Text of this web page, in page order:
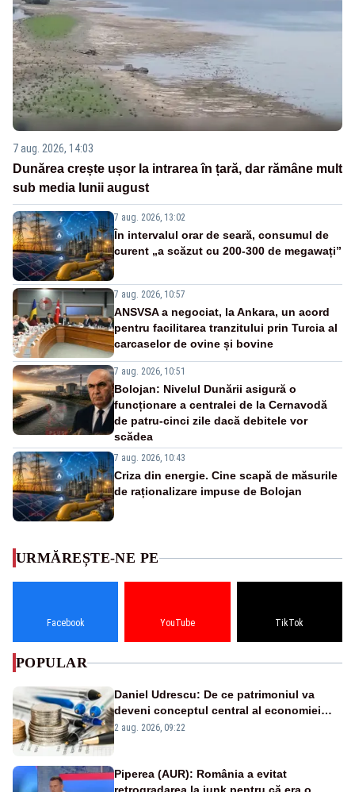
7 aug. 2026, 14:03
Dunărea crește ușor la intrarea în țară, dar rămâne mult
sub media lunii august
7 aug. 2026, 13:02
În intervalul orar de seară, consumul de
curent „a scăzut cu 200-300 de megawați”
7 aug. 2026, 10:57
ANSVSA a negociat, la Ankara, un acord
pentru facilitarea tranzitului prin Turcia al
carcaselor de ovine și bovine
7 aug. 2026, 10:51
Bolojan: Nivelul Dunării asigură o
funcționare a centralei de la Cernavodă
de patru-cinci zile dacă debitele vor
scădea
7 aug. 2026, 10:43
Criza din energie. Cine scapă de măsurile
de raționalizare impuse de Bolojan
URMĂREȘTE-NE PE
Facebook YouTube TikTok
POPULAR
Daniel Udrescu: De ce patrimoniul va
deveni conceptul central al economiei
viitoare?
2 aug. 2026, 09:22
Piperea (AUR): România a evitat